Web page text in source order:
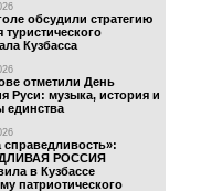
обсудили стратегию
туристического
Кузбасса
отметили День
Руси: музыка, история и
единства
справедливость»:
РОССИЯ
в Кузбассе
патриотического